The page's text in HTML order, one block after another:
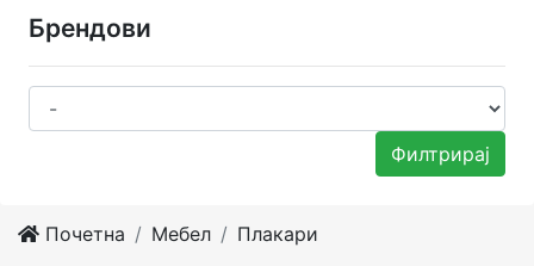
Брендови
Филтрирај
Почетна Мебел Плакари